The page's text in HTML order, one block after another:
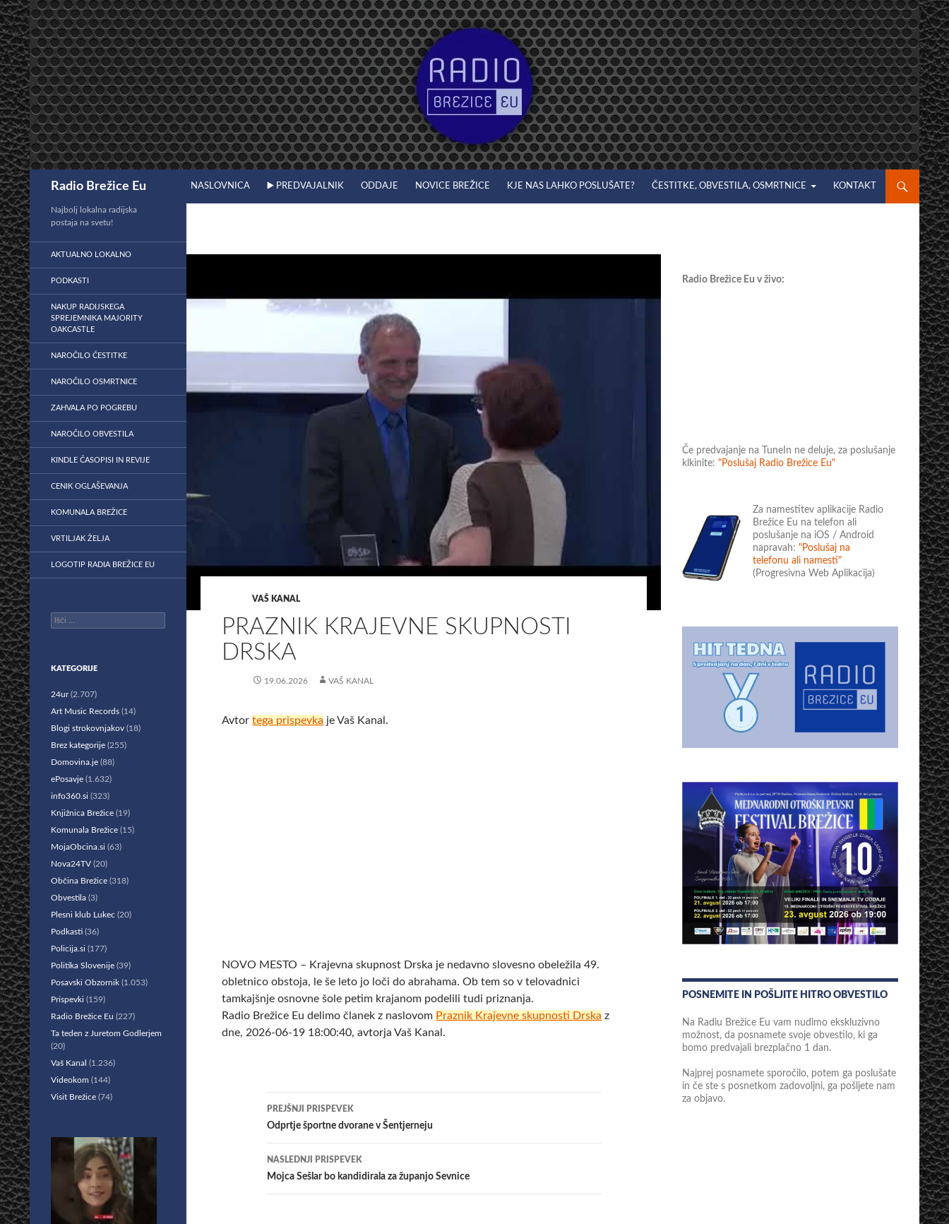
Preskoči
na
vsebino
Radio Brežice Eu NASLOVNICA ▶️ PREDVAJALNIK ODDAJE NOVICE BREŽICE KJE NAS LAHKO POSLUŠATE? ČESTITKE, OBVESTILA, OSMRTNICE KONTAKT
VAŠ KANAL
PRAZNIK KRAJEVNE SKUPNOSTI
DRSKA
19.06.2026 VAŠ KANAL
Avtortega prispevka je Vaš Kanal.
NOVO MESTO – Krajevna skupnost Drska je nedavno slovesno obeležila 49.
obletnico obstoja, le še leto jo loči do abrahama. Ob tem so v telovadnici
tamkajšnje osnovne šole petim krajanom podelili tudi priznanja.
Radio Brežice Eu delimo članek z naslovom Praznik Krajevne skupnosti Drska z
dne, 2026-06-19 18:00:40, avtorja Vaš Kanal.
Krmarjenje
po
prispevkih
PREJŠNJI PRISPEVEK
Odprtje športne dvorane v Šentjerneju
NASLEDNJI PRISPEVEK
Mojca Sešlar bo kandidirala za županjo Sevnice
Radio Brežice Eu v živo:
Če predvajanje na TuneIn ne deluje, za poslušanje
klkinite: "Poslušaj Radio Brežice Eu"
Za namestitev aplikacije Radio
Brežice Eu na telefon ali
poslušanje na iOS / Android
napravah: "Poslušaj na
telefonu ali namesti"
(Progresivna Web Aplikacija)
POSNEMITE IN POŠLJITE HITRO OBVESTILO
Na Radiu Brežice Eu vam nudimo ekskluzivno
možnost, da posnamete svoje obvestilo, ki ga
bomo predvajali brezplačno 1 dan.
Najprej posnamete sporočilo, potem ga poslušate
in če ste s posnetkom zadovoljni, ga pošljete nam
za objavo.
Najbolj lokalna radijska
postaja na svetu!
AKTUALNO LOKALNO
PODKASTI
NAKUP RADIJSKEGA
SPREJEMNIKA MAJORITY
OAKCASTLE
NAROČILO ČESTITKE
NAROČILO OSMRTNICE
ZAHVALA PO POGREBU
NAROČILO OBVESTILA
KINDLE ČASOPISI IN REVIJE
CENIK OGLAŠEVANJA
KOMUNALA BREŽICE
VRTILJAK ŽELJA
LOGOTIP RADIA BREŽICE EU
Išči:
KATEGORIJE
24ur(2.707)
Art Music Records (14)
Blogi strokovnjakov (18)
Brez kategorije (255)
Domovina.je (88)
ePosavje (1.632)
info360.si (323)
Knjižnica Brežice (19)
Komunala Brežice (15)
MojaObcina.si (63)
Nova24TV (20)
Občina Brežice (318)
Obvestila (3)
Plesni klub Lukec (20)
Podkasti (36)
Policija.si (177)
Politika Slovenije (39)
Posavski Obzornik (1.053)
Prispevki (159)
Radio Brežice Eu (227)
Ta teden z Juretom Godlerjem
(20)
Vaš Kanal (1.236)
Videokom (144)
Visit Brežice (74)